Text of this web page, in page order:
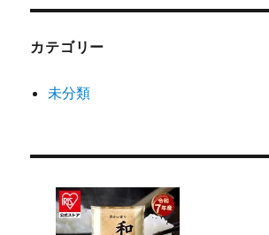
カテゴリー
未分類